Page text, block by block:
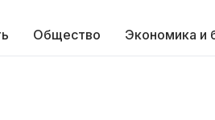
Общество Экономика и